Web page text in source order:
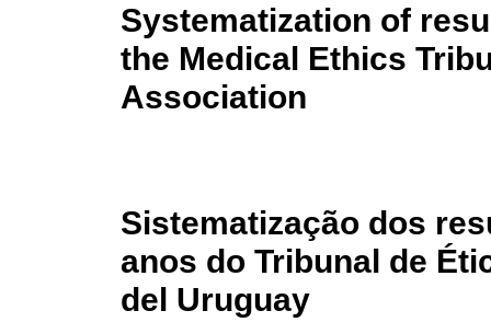
Systematization of
the Medical Ethics
Association
Sistematização dos
anos do Tribunal de
del Uruguay